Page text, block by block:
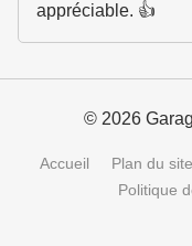
appréciable. 👍
© 2026
Accueil Plan du site
Politique